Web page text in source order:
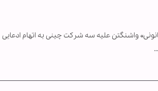
واشنگتن علیه سه شرکت چینی به اتهام ادعایی